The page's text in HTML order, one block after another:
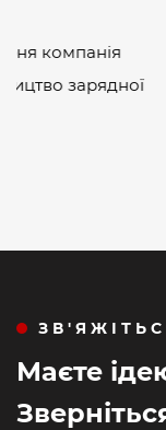
Встановлення
це значні
Маєте